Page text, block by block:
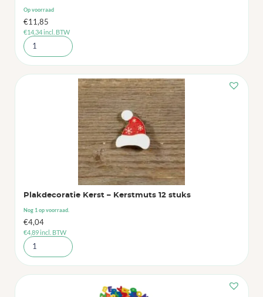
Op voorraad
€11,85
€14,34incl. BTW
Plakdecoratie Kerst – Kerstmuts 12 stuks
Nog 1 op voorraad.
€4,04
€4,89incl. BTW